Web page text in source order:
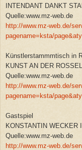
INTENDANT DANKT
Quelle:www.mz-web.de
http://www.mz-web.de/
pagename=ksta/
Künstlerstammmtisch in
KUNST AN DER
Quelle:www.mz-web.de
http://www.mz-web.de/
pagename=ksta/
Gastspiel
KONSTANTIN WECKER
Quelle:www.mz-web.de
http://www.mz-web.de/